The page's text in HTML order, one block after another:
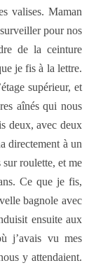
valises. Maman
pour nos
de la ceinture
je fis à la lettre.
supérieur, et
aînés qui nous
deux, avec deux
directement à un
roulette, et me
Ce que je fis,
bagnole avec
ensuite aux
j’avais vu mes
y attendaient.